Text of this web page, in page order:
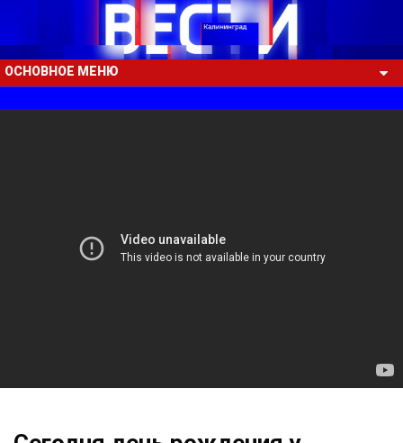
ОСНОВНОЕ МЕНЮ